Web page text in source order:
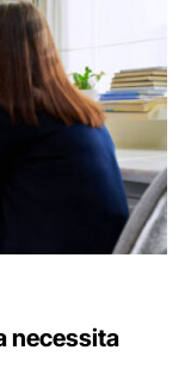
necessita